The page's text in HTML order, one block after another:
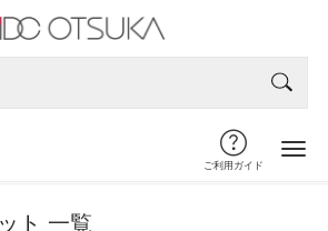
ご利用ガイド
ト 一覧